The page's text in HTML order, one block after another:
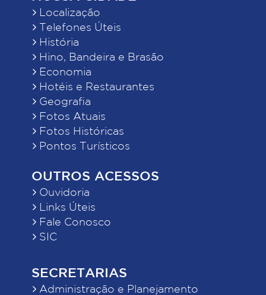
Localização
Telefones Úteis
História
Hino, Bandeira e Brasão
Economia
Hotéis e Restaurantes
Geografia
Fotos Atuais
Fotos Históricas
Pontos Turísticos
OUTROS ACESSOS
Ouvidoria
Links Úteis
Fale Conosco
SIC
SECRETARIAS
Administração e Planejamento